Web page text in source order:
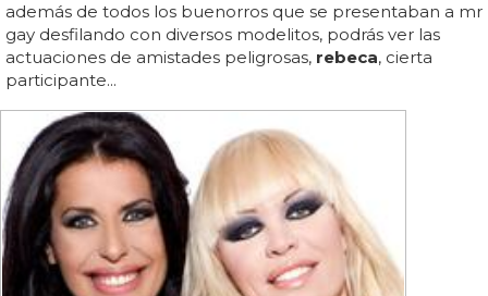
además de todos los buenorros que se presentaban a mr
gay desfilando con diversos modelitos, podrás ver las
actuaciones de amistades peligrosas, rebeca, cierta
participante...